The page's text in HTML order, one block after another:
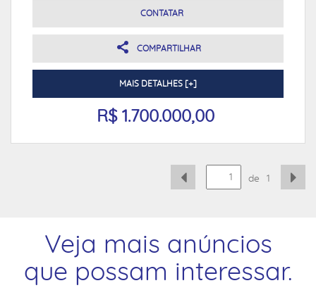
CONTATAR
COMPARTILHAR
MAIS DETALHES [+]
R$ 1.700.000,00
de 1
Veja mais anúncios
que possam interessar.